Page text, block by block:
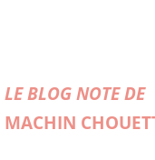
LE BLOG NOTE DE
MACHIN